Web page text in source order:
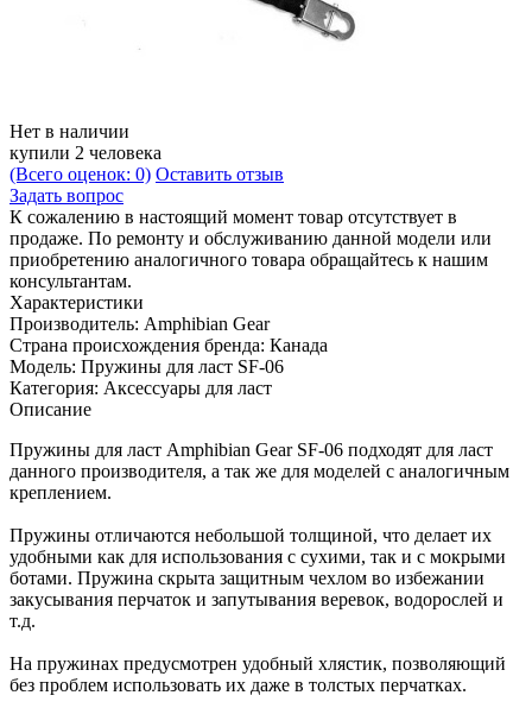
Нет в наличии
купили 2 человека
(Всего оценок: 0) Оставить отзыв
Задать вопрос
К сожалению в настоящий момент товар отсутствует в
продаже. По ремонту и обслуживанию данной модели или
приобретению аналогичного товара обращайтесь к нашим
консультантам.
Характеристики
Производитель: Amphibian Gear
Страна происхождения бренда: Канада
Модель: Пружины для ласт SF-06
Категория: Аксессуары для ласт
Описание
Пружины для ласт Amphibian Gear SF-06 подходят для ласт
данного производителя, а так же для моделей с аналогичным
креплением.
Пружины отличаются небольшой толщиной, что делает их
удобными как для использования с сухими, так и с мокрыми
ботами. Пружина скрыта защитным чехлом во избежании
закусывания перчаток и запутывания веревок, водорослей и
т.д.
На пружинах предусмотрен удобный хлястик, позволяющий
без проблем использовать их даже в толстых перчатках.